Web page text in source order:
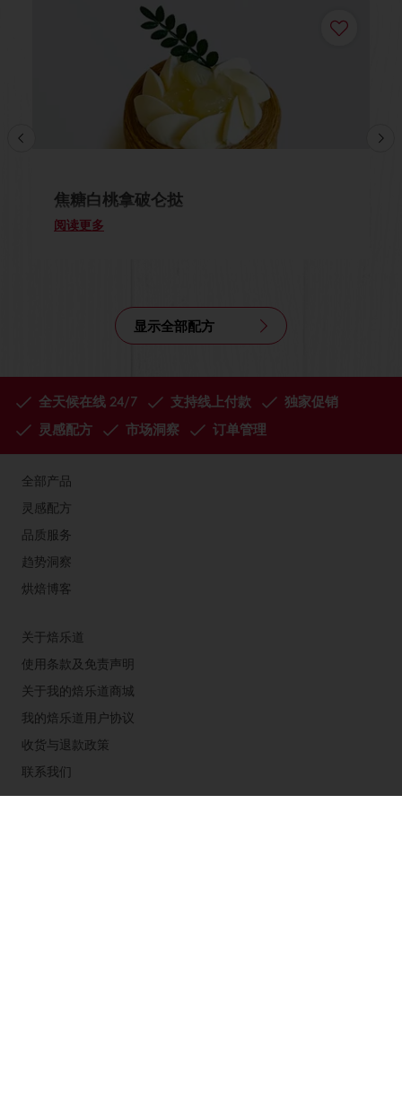
焦糖白桃拿破仑挞
阅读更多
显示全部配方
全天候在线 24/7 支持线上付款
独家促销
灵感配方
市场洞察 订单管理
全部产品
灵感配方
品质服务
趋势洞察
烘焙博客
关于焙乐道
使用条款及免责声明
关于我的焙乐道商城
我的焙乐道用户协议
收货与退款政策
联系我们